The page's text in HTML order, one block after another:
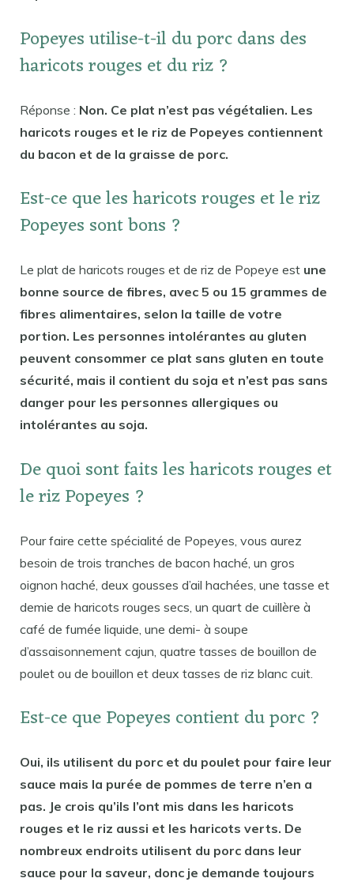
Popeyes utilise-t-il du porc dans des
haricots rouges et du riz ?
Réponse : Non. Ce plat n’est pas végétalien. Les
haricots rouges et le riz de Popeyes contiennent
du bacon et de la graisse de porc.
Est-ce que les haricots rouges et le riz
Popeyes sont bons ?
Le plat de haricots rouges et de riz de Popeye est une
bonne source de fibres, avec 5 ou 15 grammes de
fibres alimentaires, selon la taille de votre
portion. Les personnes intolérantes au gluten
peuvent consommer ce plat sans gluten en toute
sécurité, mais il contient du soja et n’est pas sans
danger pour les personnes allergiques ou
intolérantes au soja.
De quoi sont faits les haricots rouges et
le riz Popeyes ?
Pour faire cette spécialité de Popeyes, vous aurez
besoin de trois tranches de bacon haché, un gros
oignon haché, deux gousses d’ail hachées, une tasse et
demie de haricots rouges secs, un quart de cuillère à
café de fumée liquide, une demi- à soupe
d’assaisonnement cajun, quatre tasses de bouillon de
poulet ou de bouillon et deux tasses de riz blanc cuit.
Est-ce que Popeyes contient du porc ?
Oui, ils utilisent du porc et du poulet pour faire leur
sauce mais la purée de pommes de terre n’en a
pas. Je crois qu’ils l’ont mis dans les haricots
rouges et le riz aussi et les haricots verts. De
nombreux endroits utilisent du porc dans leur
sauce pour la saveur, donc je demande toujours